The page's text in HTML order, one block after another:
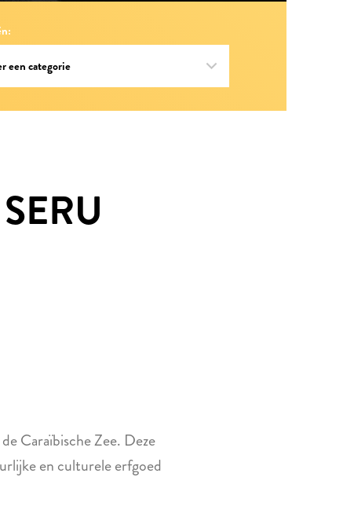
Caraïbische Zee. Deze
en culturele erfgoed